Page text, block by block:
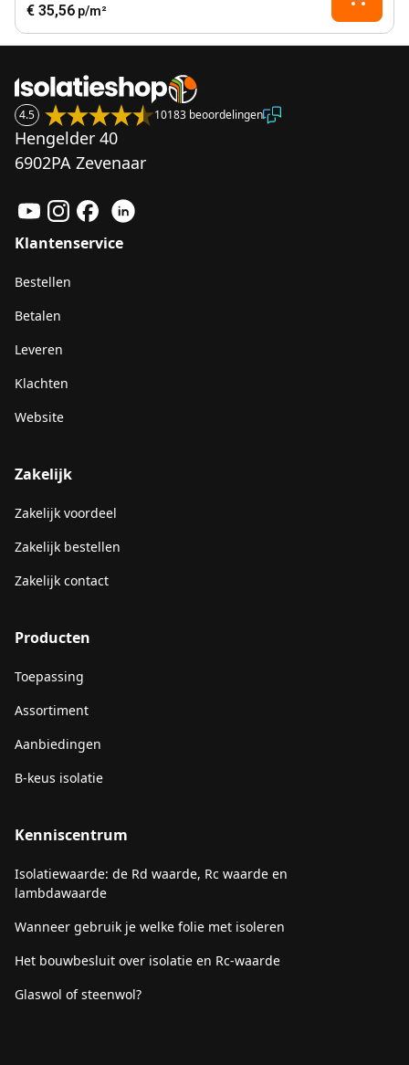
€ 35,56 p/m²
4.5 10183 beoordelingen
Hengelder 40
6902PA Zevenaar
Klantenservice
Bestellen
Betalen
Leveren
Klachten
Website
Zakelijk
Zakelijk voordeel
Zakelijk bestellen
Zakelijk contact
Producten
Toepassing
Assortiment
Aanbiedingen
B-keus isolatie
Kenniscentrum
Isolatiewaarde: de Rd waarde, Rc waarde en
lambdawaarde
Wanneer gebruik je welke folie met isoleren
Het bouwbesluit over isolatie en Rc-waarde
Glaswol of steenwol?